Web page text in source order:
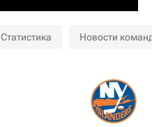
Статистика Новости